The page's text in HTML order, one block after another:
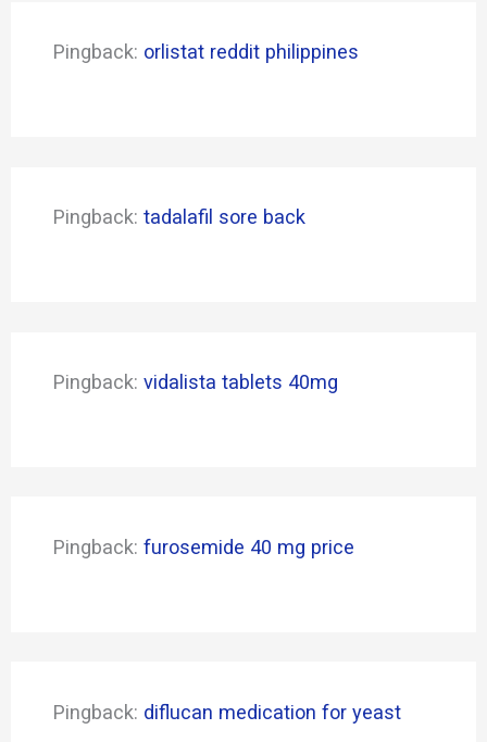
Pingback: orlistat reddit philippines
Pingback: tadalafil sore back
Pingback: vidalista tablets 40mg
Pingback: furosemide 40 mg price
Pingback: diflucan medication for yeast